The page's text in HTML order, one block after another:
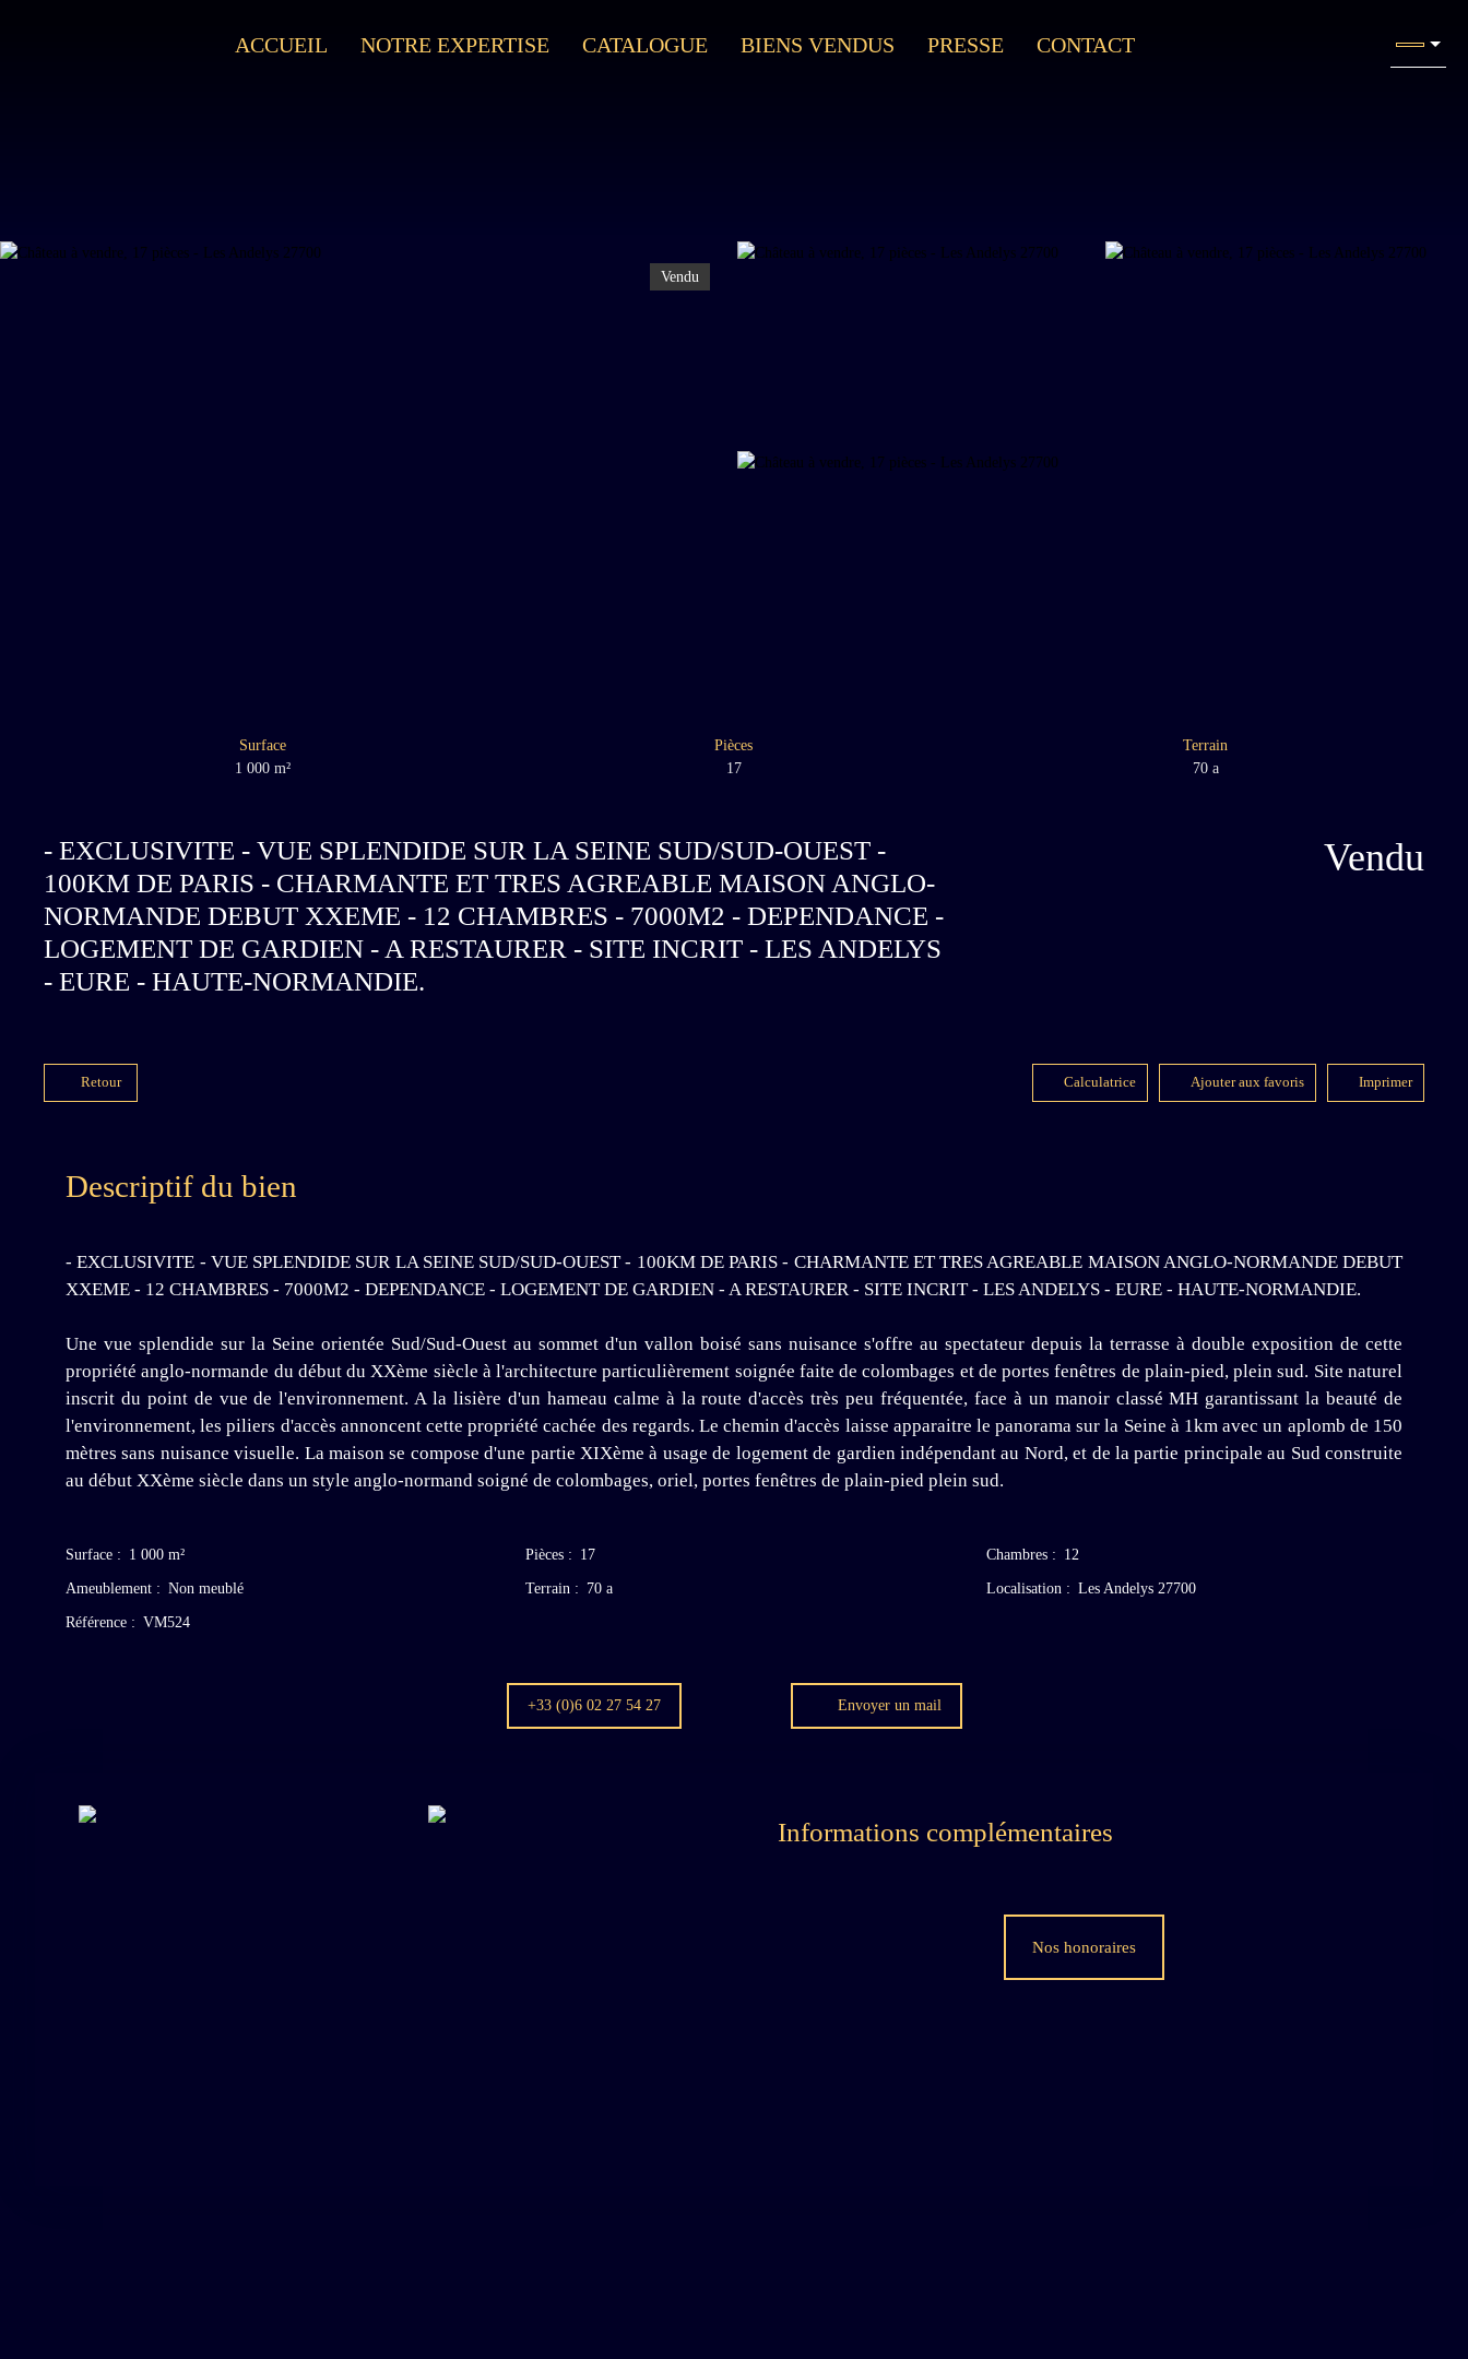
ACCUEIL NOTRE EXPERTISE CATALOGUE BIENS VENDUS PRESSE CONTACT
Vendu
Surface
1 000 m²
Pièces
17
Terrain
70 a
- EXCLUSIVITE - VUE SPLENDIDE SUR LA SEINE SUD/SUD-OUEST -
100KM DE PARIS - CHARMANTE ET TRES AGREABLE MAISON ANGLO-
NORMANDE DEBUT XXEME - 12 CHAMBRES - 7000M2 - DEPENDANCE -
LOGEMENT DE GARDIEN - A RESTAURER - SITE INCRIT - LES ANDELYS
- EURE - HAUTE-NORMANDIE.
Vendu
Retour Calculatrice Ajouter aux favoris Imprimer
Descriptif du bien
- EXCLUSIVITE - VUE SPLENDIDE SUR LA SEINE SUD/SUD-OUEST - 100KM DE PARIS - CHARMANTE ET TRES AGREABLE MAISON ANGLO-NORMANDE DEBUT
XXEME - 12 CHAMBRES - 7000M2 - DEPENDANCE - LOGEMENT DE GARDIEN - A RESTAURER - SITE INCRIT - LES ANDELYS - EURE - HAUTE-NORMANDIE.
Une vue splendide sur la Seine orientée Sud/Sud-Ouest au sommet d'un vallon boisé sans nuisance s'offre au spectateur depuis la terrasse à double exposition de cette
propriété anglo-normande du début du XXème siècle à l'architecture particulièrement soignée faite de colombages et de portes fenêtres de plain-pied, plein sud. Site naturel
inscrit du point de vue de l'environnement. A la lisière d'un hameau calme à la route d'accès très peu fréquentée, face à un manoir classé MH garantissant la beauté de
l'environnement, les piliers d'accès annoncent cette propriété cachée des regards. Le chemin d'accès laisse apparaitre le panorama sur la Seine à 1km avec un aplomb de 150
mètres sans nuisance visuelle. La maison se compose d'une partie XIXème à usage de logement de gardien indépendant au Nord, et de la partie principale au Sud construite
au début XXème siècle dans un style anglo-normand soigné de colombages, oriel, portes fenêtres de plain-pied plein sud.
Surface : 1 000 m² Pièces : 17 Chambres: 12
Ameublement : Non meublé Terrain : 70 a Localisation : Les Andelys 27700
Référence : VM524
+33 (0)6 02 27 54 27 Envoyer un mail
Informations complémentaires
Nos honoraires